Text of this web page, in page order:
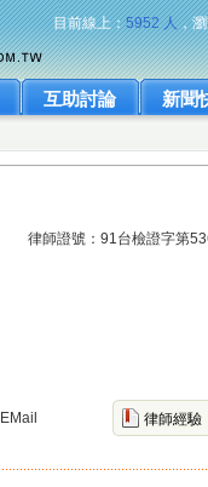
目前線上：5952 人，
互助討論 新聞
律師證號：91台檢證字第
律師經驗
EMail